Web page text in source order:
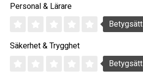
Personal & Lärare
Betygsätt
Säkerhet & Trygghet
Betygsätt